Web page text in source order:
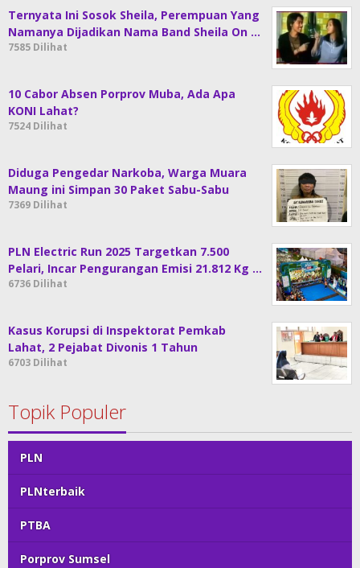
Ternyata Ini Sosok Sheila, Perempuan Yang
Namanya Dijadikan Nama Band Sheila On …
7585 Dilihat
10 Cabor Absen Porprov Muba, Ada Apa
KONI Lahat?
7524 Dilihat
Diduga Pengedar Narkoba, Warga Muara
Maung ini Simpan 30 Paket Sabu-Sabu
7369 Dilihat
PLN Electric Run 2025 Targetkan 7.500
Pelari, Incar Pengurangan Emisi 21.812 Kg …
6736 Dilihat
Kasus Korupsi di Inspektorat Pemkab
Lahat, 2 Pejabat Divonis 1 Tahun
6703 Dilihat
Topik Populer
PLN
PLNterbaik
PTBA
Porprov Sumsel